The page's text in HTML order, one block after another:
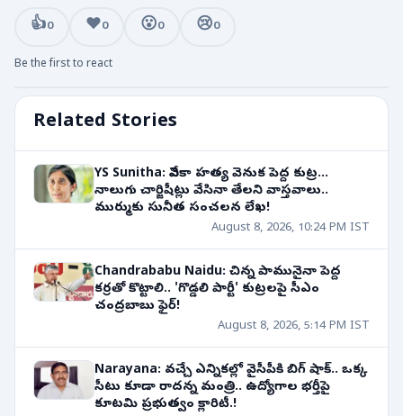
Related Stories
YS Sunitha: వివేకా హత్య వెనుక పెద్ద కుట్ర...
నాలుగు చార్జిషీట్లు వేసినా తేలని వాస్తవాలు..
ముర్ముకు సునీత సంచలన లేఖ!
August 8, 2026, 10:24 PM IST
Chandrababu Naidu: చిన్న పామునైనా పెద్ద
కర్రతో కొట్టాలి.. 'గొడ్డలి పార్టీ' కుట్రలపై సీఎం
చంద్రబాబు ఫైర్!
August 8, 2026, 5:14 PM IST
Narayana: వచ్చే ఎన్నికల్లో వైసీపీకి బిగ్ షాక్.. ఒక్క
సీటు కూడా రాదన్న మంత్రి.. ఉద్యోగాల భర్తీపై
కూటమి ప్రభుత్వం క్లారిటీ.!
👍0 ❤️0 😮0 😢0
Be the first to react